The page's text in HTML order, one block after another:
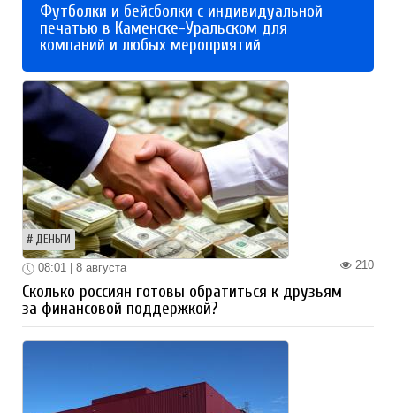
Футболки и бейсболки с индивидуальной
печатью в Каменске-Уральском для
компаний и любых мероприятий
ДЕНЬГИ
210
08:01 | 8 августа
Сколько россиян готовы обратиться к друзьям
за финансовой поддержкой?